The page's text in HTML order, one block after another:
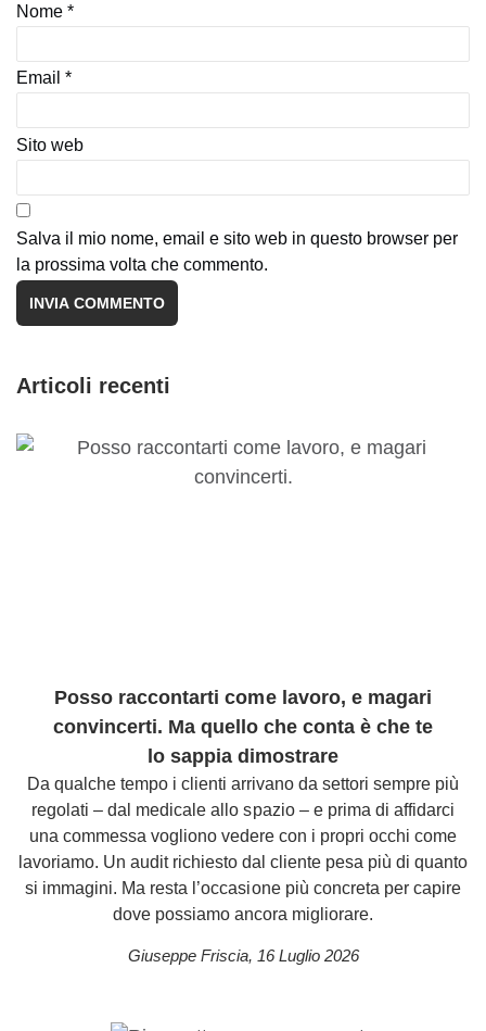
Nome *
Email *
Sito web
Salva il mio nome, email e sito web in questo browser per
la prossima volta che commento.
Articoli recenti
Posso raccontarti come lavoro, e magari
convincerti. Ma quello che conta è che te
lo sappia dimostrare
Da qualche tempo i clienti arrivano da settori sempre più
regolati – dal medicale allo spazio – e prima di affidarci
una commessa vogliono vedere con i propri occhi come
lavoriamo. Un audit richiesto dal cliente pesa più di quanto
si immagini. Ma resta l’occasione più concreta per capire
dove possiamo ancora migliorare.
Giuseppe Friscia, 16 Luglio 2026